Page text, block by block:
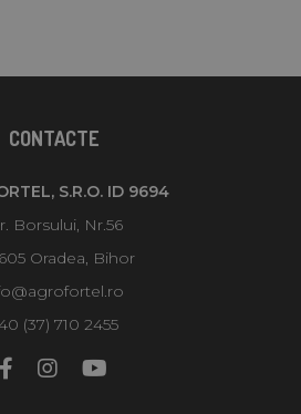
CONTACTE
S.R.O. ID 9694
Borsului, Nr.56
Oradea, Bihor
(37) 710 2455